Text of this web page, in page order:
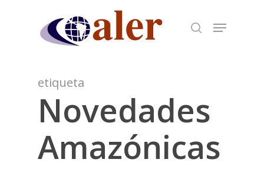
etiqueta
Novedades
Amazónicas